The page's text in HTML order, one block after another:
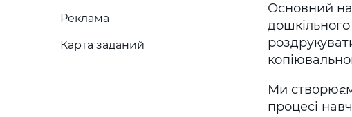
Реклама
Карта заданий
Основний
Ми
процесі